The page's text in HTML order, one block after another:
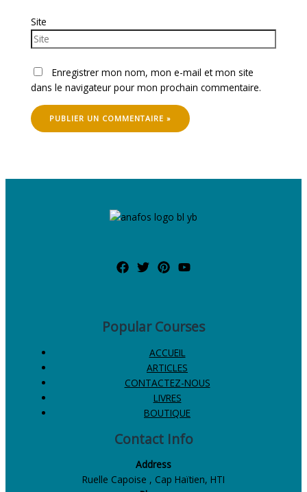
Site
Enregistrer mon nom, mon e-mail et mon site
dans le navigateur pour mon prochain commentaire.
Popular Courses
ACCUEIL
ARTICLES
CONTACTEZ-NOUS
LIVRES
BOUTIQUE
Contact Info
Address
Ruelle Capoise , Cap Haïtien, HTI